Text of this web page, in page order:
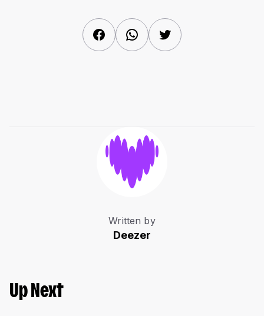
FacebookWhatsAppTwitter
Written by
Deezer
Up Next